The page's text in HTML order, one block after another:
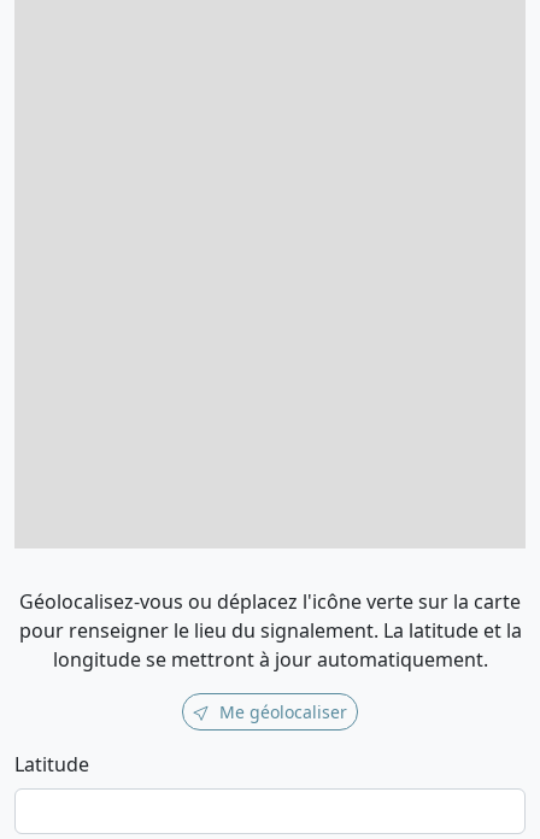
Géolocalisez-vous ou déplacez l'icône verte sur la carte
pour renseigner le lieu du signalement. La latitude et la
longitude se mettront à jour automatiquement.
Me géolocaliser
Latitude